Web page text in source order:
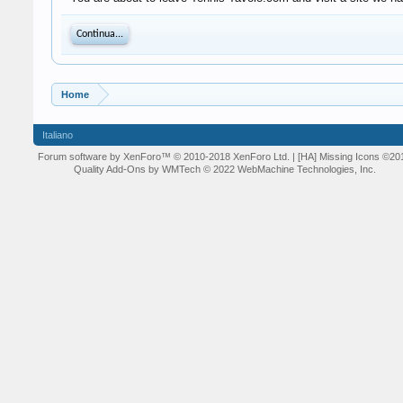
Continua...
Home
Italiano
Forum software by XenForo™ © 2010-2018 XenForo Ltd. | [HA] Missing Icons
Quality Add-Ons by WMTech © 2022 WebMachine Technologies, Inc.